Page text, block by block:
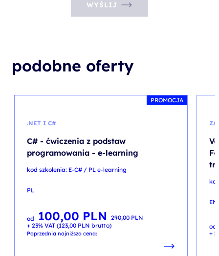
WYŚLIJ
podobne oferty
PROMOCJA
.NET I C#
C# - ćwiczenia z podstaw
programowania - e-learning
kod szkolenia: E-C# / PL e-learning
PL
od 290,00PLN
Pierwotna
cena
wynosiła:
290,00 PLN.
100,00 PLN
Aktualna
cena
wynosi:
100,00 PLN.
+ 23% VAT (123,00 PLN brutto)
Poprzednia najniższa cena:
EN
od
+